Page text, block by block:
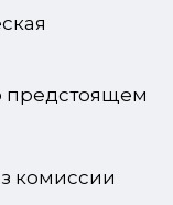
предстоящем
комиссии